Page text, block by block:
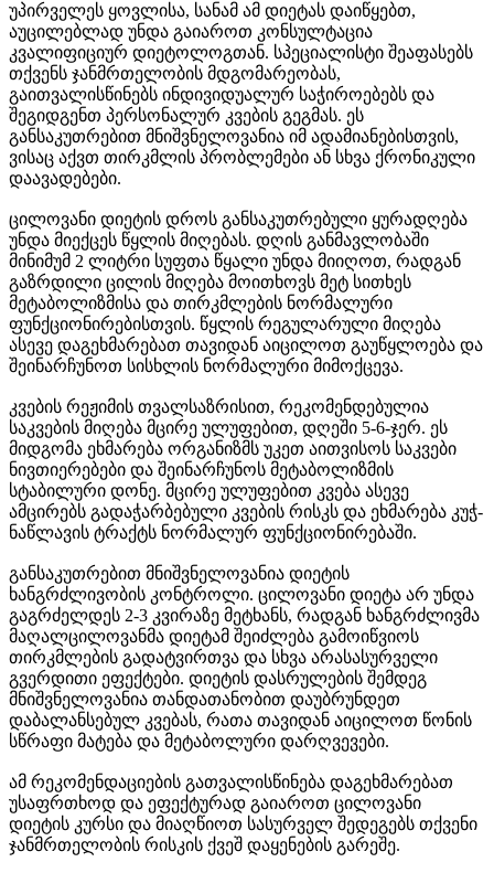
უპირველეს ყოვლისა, სანამ ამ დიეტას დაიწყებთ,
აუცილებლად უნდა გაიაროთ კონსულტაცია
კვალიფიციურ დიეტოლოგთან. სპეციალისტი შეაფასებს
თქვენს ჯანმრთელობის მდგომარეობას,
გაითვალისწინებს ინდივიდუალურ საჭიროებებს და
შეგიდგენთ პერსონალურ კვების გეგმას. ეს
განსაკუთრებით მნიშვნელოვანია იმ ადამიანებისთვის,
ვისაც აქვთ თირკმლის პრობლემები ან სხვა ქრონიკული
დაავადებები.
ცილოვანი დიეტის დროს განსაკუთრებული ყურადღება
უნდა მიექცეს წყლის მიღებას. დღის განმავლობაში
მინიმუმ 2 ლიტრი სუფთა წყალი უნდა მიიღოთ, რადგან
გაზრდილი ცილის მიღება მოითხოვს მეტ სითხეს
მეტაბოლიზმისა და თირკმლების ნორმალური
ფუნქციონირებისთვის. წყლის რეგულარული მიღება
ასევე დაგეხმარებათ თავიდან აიცილოთ გაუწყლოება და
შეინარჩუნოთ სისხლის ნორმალური მიმოქცევა.
კვების რეჟიმის თვალსაზრისით, რეკომენდებულია
საკვების მიღება მცირე ულუფებით, დღეში 5-6-ჯერ. ეს
მიდგომა ეხმარება ორგანიზმს უკეთ აითვისოს საკვები
ნივთიერებები და შეინარჩუნოს მეტაბოლიზმის
სტაბილური დონე. მცირე ულუფებით კვება ასევე
ამცირებს გადაჭარბებული კვების რისკს და ეხმარება კუჭ-
ნაწლავის ტრაქტს ნორმალურ ფუნქციონირებაში.
განსაკუთრებით მნიშვნელოვანია დიეტის
ხანგრძლივობის კონტროლი. ცილოვანი დიეტა არ უნდა
გაგრძელდეს 2-3 კვირაზე მეტხანს, რადგან ხანგრძლივმა
მაღალცილოვანმა დიეტამ შეიძლება გამოიწვიოს
თირკმლების გადატვირთვა და სხვა არასასურველი
გვერდითი ეფექტები. დიეტის დასრულების შემდეგ
მნიშვნელოვანია თანდათანობით დაუბრუნდეთ
დაბალანსებულ კვებას, რათა თავიდან აიცილოთ წონის
სწრაფი მატება და მეტაბოლური დარღვევები.
ამ რეკომენდაციების გათვალისწინება დაგეხმარებათ
უსაფრთხოდ და ეფექტურად გაიაროთ ცილოვანი
დიეტის კურსი და მიაღწიოთ სასურველ შედეგებს თქვენი
ჯანმრთელობის რისკის ქვეშ დაყენების გარეშე.